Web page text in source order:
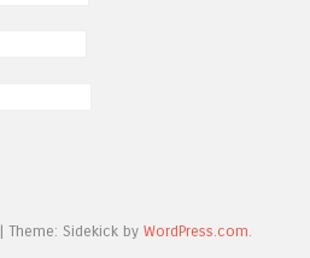
|Theme: Sidekick byWordPress.com